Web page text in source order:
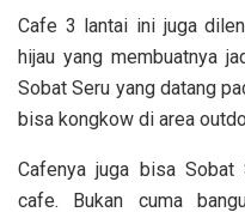
Cafe 3 lantai ini juga
hijau yang membuatnya
Sobat Seru yang datang
bisa kongkow di area
Cafenya juga bisa
cafe. Bukan cuma